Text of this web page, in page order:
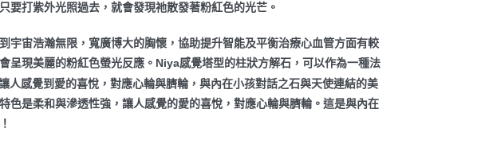
要打紫外光照過去，就會發現祂散發著粉紅色的光芒。
宇宙浩瀚無限，寬廣博大的胸懷，協助提升智能及平衡治療心血管方面有較
呈現美麗的粉紅色螢光反應。Niya感覺塔型的柱狀方解石，可以作為一種法
感覺到愛的喜悅，對應心輪與臍輪，與內在小孩對話之石與天使連結的美
色是柔和與滲透性強，讓人感覺的愛的喜悅，對應心輪與臍輪。這是與內在